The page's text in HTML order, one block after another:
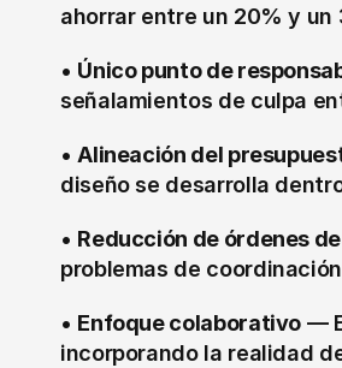
ahorrar entre un 20% y
• Único punto de
señalamientos de culpa
• Alineación del
diseño se desarrolla
• Reducción de órdenes
problemas de
• Enfoque colaborativo —
incorporando la realidad